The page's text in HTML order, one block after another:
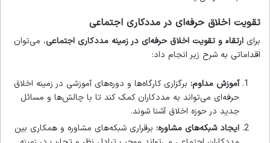
تقویت اخلاق حرفه‌ای در مددکاری اجتماعی
برای ارتقاء و تقویت اخلاق حرفه‌ای در زمینه مددکاری اجتماعی، می‌توان
اقداماتی به شرح زیر انجام داد:
آموزش مداوم: برگزاری کارگاه‌ها و دوره‌های آموزشی در زمینه اخلاق
حرفه‌ای می‌تواند به مددکاران کمک کند تا با چالش‌ها و مسائل
جدید در حوزه اخلاق آشنا شوند.
ایجاد شبکه‌های مشاوره: برقراری شبکه‌های مشاوره و همکاری بین